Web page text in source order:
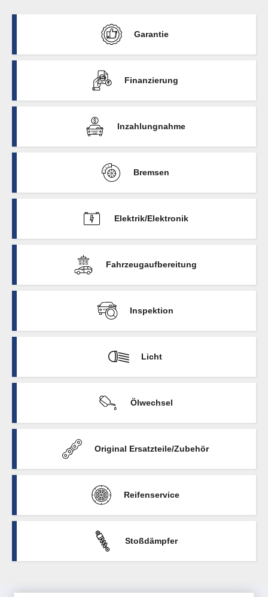
Garantie
Finanzierung
Inzahlungnahme
Bremsen
Elektrik/Elektronik
Fahrzeugaufbereitung
Inspektion
Licht
Ölwechsel
Original Ersatzteile/Zubehör
Reifenservice
Stoßdämpfer